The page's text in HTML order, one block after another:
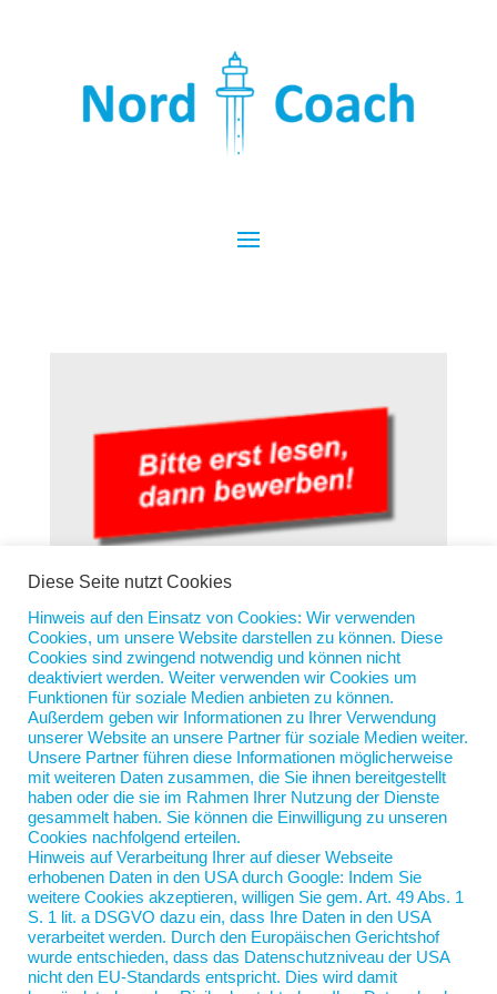
Erst lesen, dann wundern
vonJan Scherping|13. Jan. 2026|Diese Woche
„Ja genau“, werden jetzt einige HR-Verantwortliche
sagen, wenn sie auf das obige Foto schauen. Diesen
Button fand ich auf der Stellenbörse eines
mittelständischen Betriebes. „Bitte erst lesen, dann
kontaktieren“, werden jetzt umgekehrt so manche
Fach- und...
Diese Seite nutzt Cookies
Hinweis auf den Einsatz von Cookies: Wir verwenden
Cookies, um unsere Website darstellen zu können. Diese
Cookies sind zwingend notwendig und können nicht
deaktiviert werden. Weiter verwenden wir Cookies um
Funktionen für soziale Medien anbieten zu können.
Außerdem geben wir Informationen zu Ihrer Verwendung
unserer Website an unsere Partner für soziale Medien weiter.
Unsere Partner führen diese Informationen möglicherweise
mit weiteren Daten zusammen, die Sie ihnen bereitgestellt
haben oder die sie im Rahmen Ihrer Nutzung der Dienste
gesammelt haben. Sie können die Einwilligung zu unseren
Cookies nachfolgend erteilen.
Hinweis auf Verarbeitung Ihrer auf dieser Webseite
erhobenen Daten in den USA durch Google: Indem Sie
weitere Cookies akzeptieren, willigen Sie gem. Art. 49 Abs. 1
S. 1 lit. a DSGVO dazu ein, dass Ihre Daten in den USA
verarbeitet werden. Durch den Europäischen Gerichtshof
wurde entschieden, dass das Datenschutzniveau der USA
nicht den EU-Standards entspricht. Dies wird damit